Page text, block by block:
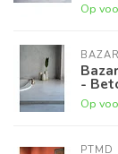
Op
-
Op
PTMD